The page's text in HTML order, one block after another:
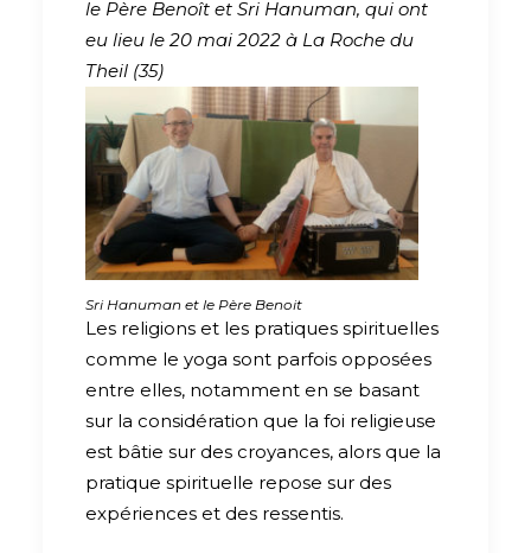
le Père Benoît et Sri Hanuman, qui ont
eu lieu le 20 mai 2022 à La Roche du
Theil (35)
Sri Hanuman et le Père Benoit
Les religions et les pratiques spirituelles
comme le yoga sont parfois opposées
entre elles, notamment en se basant
sur la considération que la foi religieuse
est bâtie sur des croyances, alors que la
pratique spirituelle repose sur des
expériences et des ressentis.